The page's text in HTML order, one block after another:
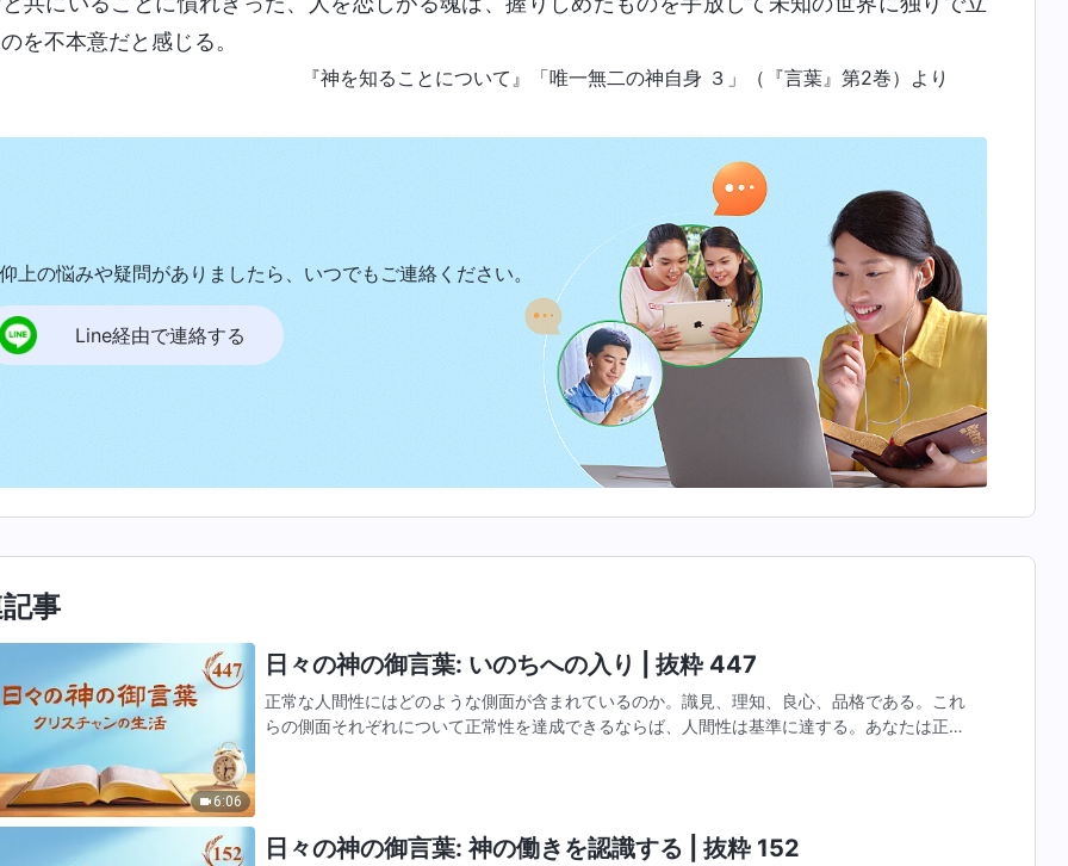
を不本意だと感じる。
『神を知ることについて』「唯一無二の神自身 ３」（『言葉』第2巻）より
上の悩みや疑問がありましたら、いつでもご連絡ください。
Line経由で連絡する
事
6:06
日々の神の御言葉: いのちへの入り | 抜粋 447
正常な人間性にはどのような側面が含まれているのか。識見、理知、良心、品格である。これ
らの側面それぞれについて正常性を達成できるならば、人間性は基準に達する。あなたは正常
日々の神の御言葉: 神の働きを認識する | 抜粋 152